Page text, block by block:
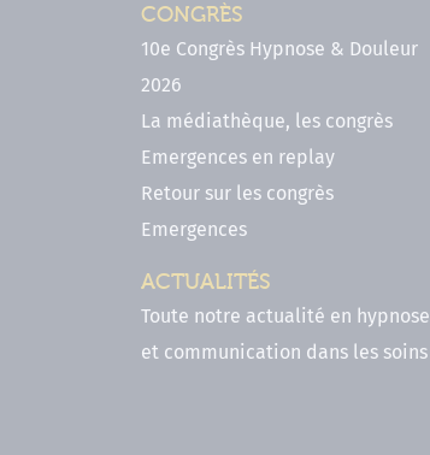
CONGRÈS
10e Congrès Hypnose & Douleur
2026
La médiathèque, les congrès
Emergences en replay
Retour sur les congrès
Emergences
ACTUALITÉS
Toute notre actualité en hypnose
et communication dans les soins